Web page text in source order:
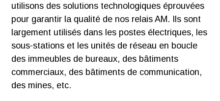
utilisons des solutions technologiques éprouvées
pour garantir la qualité de nos relais AM. Ils sont
largement utilisés dans les postes électriques, les
sous-stations et les unités de réseau en boucle
des immeubles de bureaux, des bâtiments
commerciaux, des bâtiments de communication,
des mines, etc.
Acrel ADL200
CE-MID
Télécharger